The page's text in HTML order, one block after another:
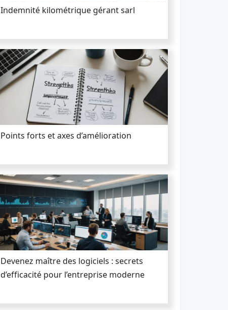
Indemnité kilométrique gérant sarl
Points forts et axes d’amélioration
Devenez maître des logiciels : secrets
d’efficacité pour l’entreprise moderne